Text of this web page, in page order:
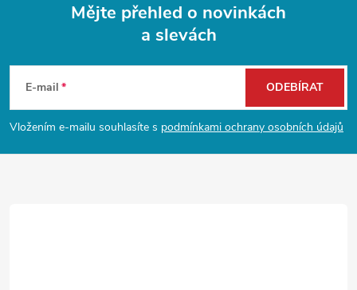
p
a
Mějte přehled o novinkách
a slevách
E-mail
Vložením e-mailu souhlasíte s podmínkami ochrany osobních údajů
ODEBÍRAT